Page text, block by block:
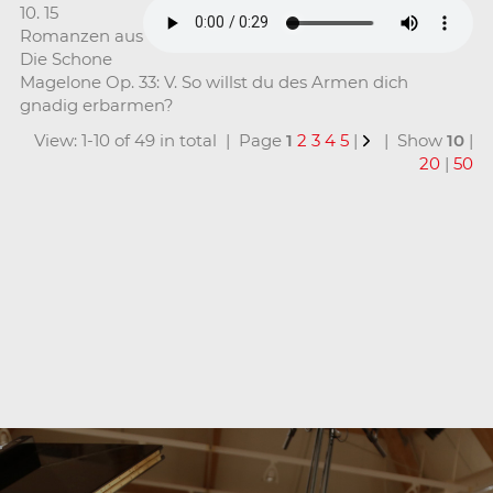
10. 15
Romanzen aus
Die Schone
Magelone Op. 33: V. So willst du des Armen dich
gnadig erbarmen?
View: 1-10 of 49 in total | Page1 2 3 4 5 | | Show10 |
20 |50